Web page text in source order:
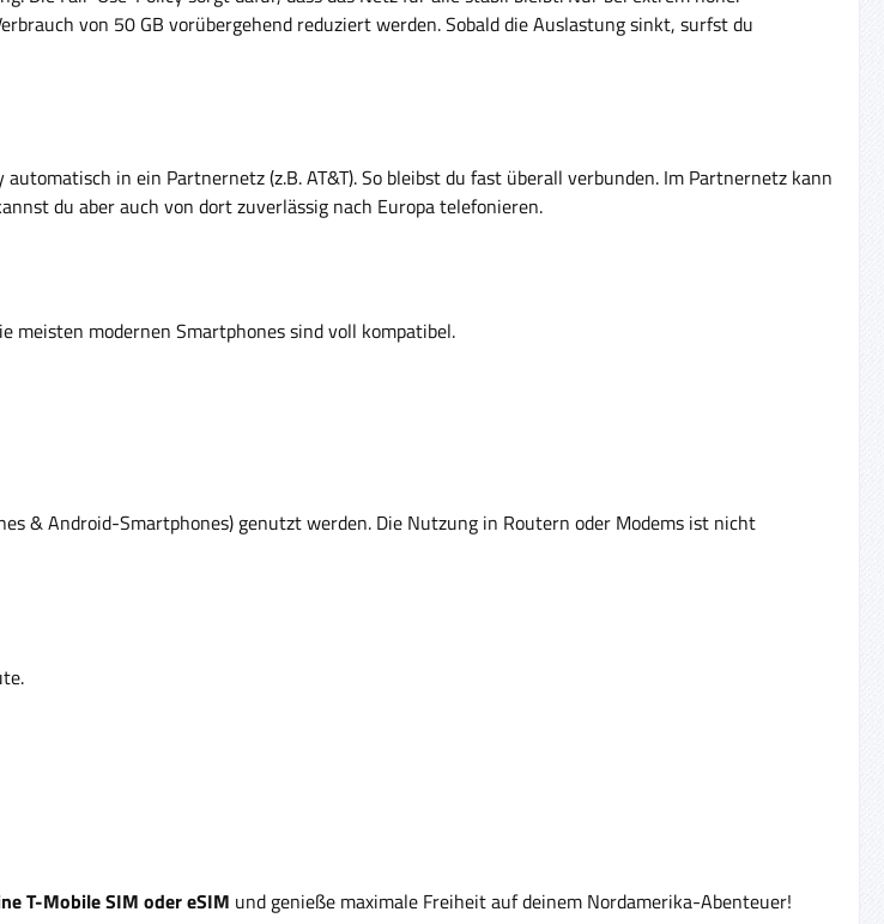
von 50 GB vorübergehend reduziert werden. Sobald die Auslastung sinkt, surfst du
in ein Partnernetz (z.B. AT&T). So bleibst du fast überall verbunden. Im Partnernetz kann
du aber auch von dort zuverlässig nach Europa telefonieren.
modernen Smartphones sind voll kompatibel.
& Android-Smartphones) genutzt werden. Die Nutzung in Routern oder Modems ist nicht
T-Mobile SIM oder eSIM und genieße maximale Freiheit auf deinem Nordamerika-Abenteuer!